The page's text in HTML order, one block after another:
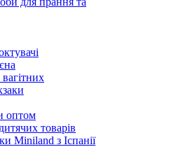
оптом
товарів
Miniland з Іспанії